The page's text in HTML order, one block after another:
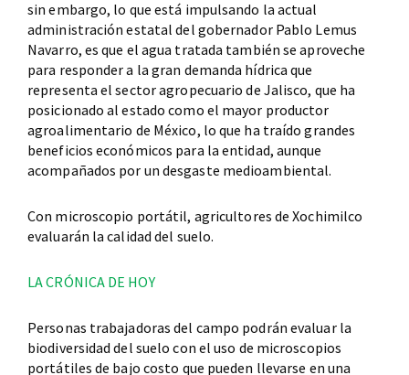
sin embargo, lo que está impulsando la actual
administración estatal del gobernador Pablo Lemus
Navarro, es que el agua tratada también se aproveche
para responder a la gran demanda hídrica que
representa el sector agropecuario de Jalisco, que ha
posicionado al estado como el mayor productor
agroalimentario de México, lo que ha traído grandes
beneficios económicos para la entidad, aunque
acompañados por un desgaste medioambiental.
Con microscopio portátil, agricultores de Xochimilco
evaluarán la calidad del suelo.
LA CRÓNICA DE HOY
Personas trabajadoras del campo podrán evaluar la
biodiversidad del suelo con el uso de microscopios
portátiles de bajo costo que pueden llevarse en una